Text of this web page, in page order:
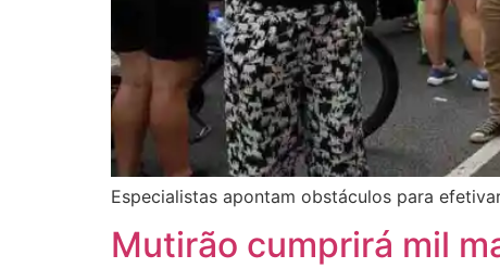
Especialistas apontam obstáculos para
Mutirão cumprirá mil